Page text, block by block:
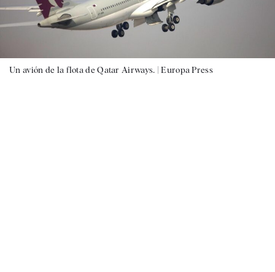
Un avión de la flota de Qatar Airways. |Europa Press